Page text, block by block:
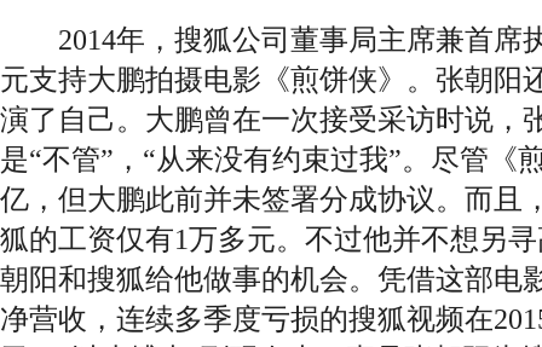
2014年，搜狐公司董事局主席兼首席
元支持大鹏拍摄电影《煎饼侠》。张朝阳
演了自己。大鹏曾在一次接受采访时说，
是“不管”，“从来没有约束过我”。尽管《
亿，但大鹏此前并未签署分成协议。而且
狐的工资仅有1万多元。不过他并不想另
朝阳和搜狐给他做事的机会。凭借这部电
净营收，连续多季度亏损的搜狐视频在